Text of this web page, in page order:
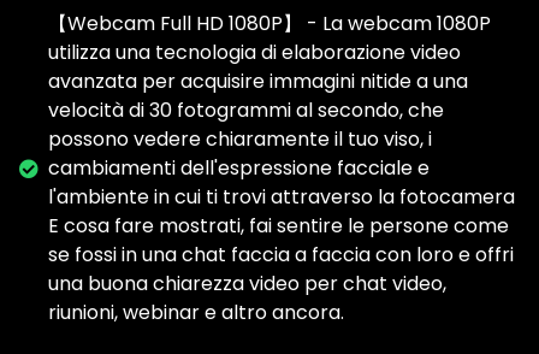
【Webcam Full HD 1080P】 - La webcam 1080P
utilizza una tecnologia di elaborazione video
avanzata per acquisire immagini nitide a una
velocità di 30 fotogrammi al secondo, che
possono vedere chiaramente il tuo viso, i
cambiamenti dell'espressione facciale e
l'ambiente in cui ti trovi attraverso la fotocamera
E cosa fare mostrati, fai sentire le persone come
se fossi in una chat faccia a faccia con loro e offri
una buona chiarezza video per chat video,
riunioni, webinar e altro ancora.